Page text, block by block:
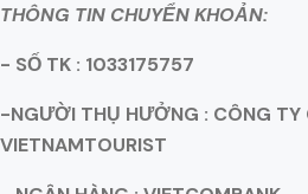
THÔNG TIN CHUYỂN KHOẢN:
- SỐ TK : 1033175757
-NGƯỜI THỤ HƯỞNG : CÔNG TY
VIETNAMTOURIST